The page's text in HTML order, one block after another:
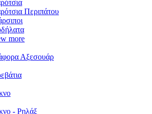
Περιπάτου
more
Αξεσουάρ
- Ρηλάξ